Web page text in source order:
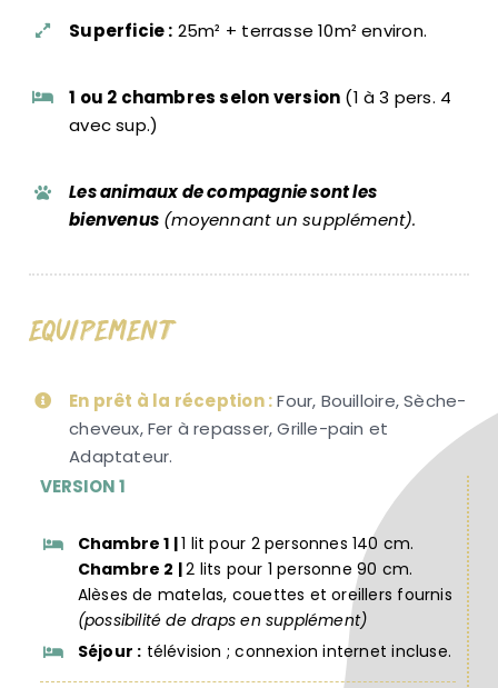
Superficie : 25m² + terrasse 10m² environ.
1 ou 2 chambres selon version (1 à 3 pers. 4
avec sup.)
Les animaux de compagnie sont les
bienvenus(moyennant un supplément).
Equipement
VERSION 1
Chambre 1 |1 lit pour 2 personnes 140 cm.
Chambre 2 |2 lits pour 1 personne 90 cm.
Alèses de matelas, couettes et oreillers fournis
(possibilité de draps en supplément)
Séjour : télévision ; connexion internet incluse.
En prêt à la réception :Four, Bouilloire, Sèche-
cheveux, Fer à repasser, Grille-pain et
Adaptateur.